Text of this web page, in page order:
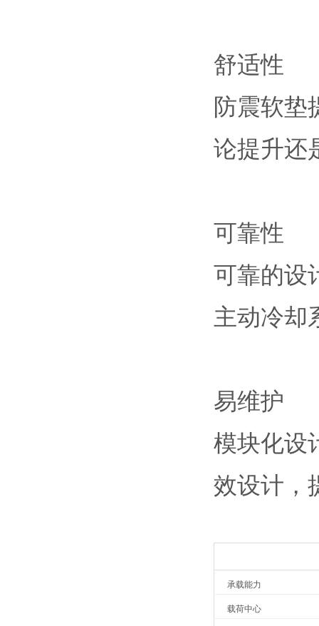
舒适性
防震软垫
论提升还
可靠性
可靠的设
主动冷却
易维护
模块化设
效设计，
承载能力
载荷中心